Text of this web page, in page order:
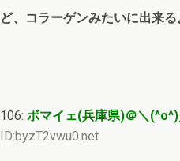
ど、コラーゲンみたいに出来る
106: ボマイェ(兵庫県)＠＼
ID:byzT2vwu0.net